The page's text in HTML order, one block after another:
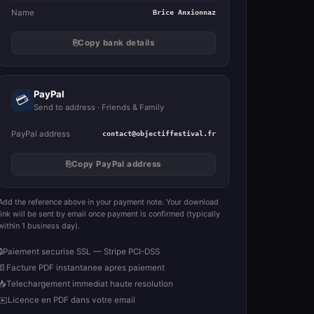
Name Brice Anxionnaz
⎘Copy bank details
💳 PayPal
Send to address · Friends & Family
PayPal address contact@objectiffestival.fr
⎘Copy PayPal address
the reference above in your payment note. Your download
will be sent by email once payment is confirmed (typically
1 business day).
Paiement securise SSL — Stripe PCI-DSS
📄 Facture PDF instantanee apres paiement
Telechargement immediat haute resolution
Licence en PDF dans votre email